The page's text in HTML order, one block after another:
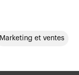
Marketing et ventes